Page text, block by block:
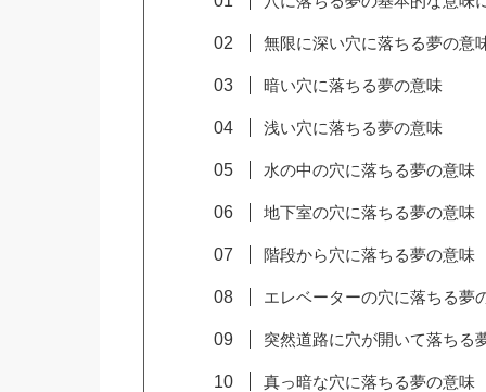
無限に深い穴に落ちる夢の意
暗い穴に落ちる夢の意味
浅い穴に落ちる夢の意味
水の中の穴に落ちる夢の意味
地下室の穴に落ちる夢の意味
階段から穴に落ちる夢の意味
エレベーターの穴に落ちる夢
突然道路に穴が開いて落ちる
真っ暗な穴に落ちる夢の意味